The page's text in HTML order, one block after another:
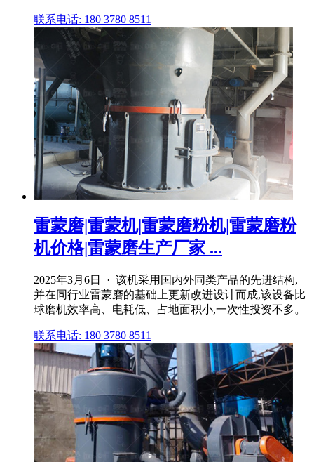
联系电话: 180 3780 8511
雷蒙磨|雷蒙机|雷蒙磨粉机|雷蒙磨粉
机价格|雷蒙磨生产厂家 ...
2025年3月6日 · 该机采用国内外同类产品的先进结构,
并在同行业雷蒙磨的基础上更新改进设计而成,该设备比
球磨机效率高、电耗低、占地面积小,一次性投资不多。
联系电话: 180 3780 8511